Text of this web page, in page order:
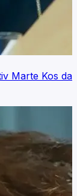
Marte Kos da